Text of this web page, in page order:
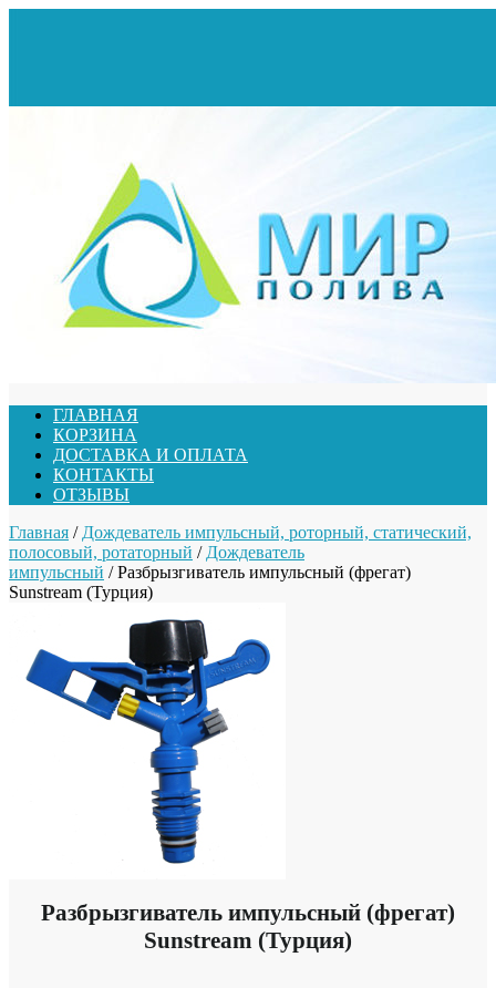
ГЛАВНАЯ
КОРЗИНА
ДОСТАВКА И ОПЛАТА
КОНТАКТЫ
ОТЗЫВЫ
Главная / Дождеватель импульсный, роторный, статический,
полосовый, ротаторный / Дождеватель
импульсный / Разбрызгиватель импульсный (фрегат)
Sunstream (Турция)
Разбрызгиватель импульсный (фрегат)
Sunstream (Турция)